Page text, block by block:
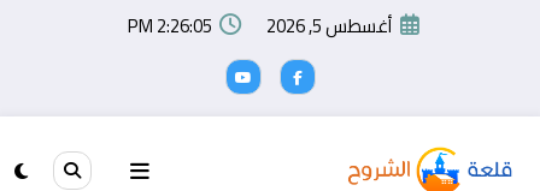
أغسطس 5, 2026 2:26:06 PM